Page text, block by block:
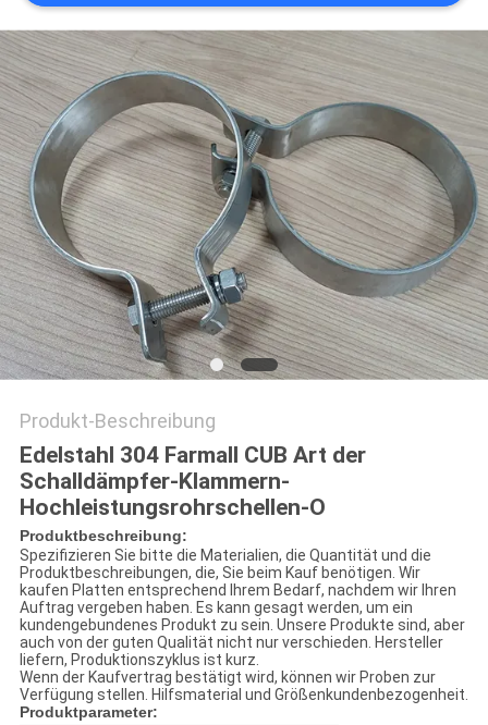
SITEMAP
PRIVACY
POLICY
Produkt-Beschreibung
Edelstahl 304 Farmall CUB Art der
Schalldämpfer-Klammern-
Hochleistungsrohrschellen-O
Produktbeschreibung:
Spezifizieren Sie bitte die Materialien, die Quantität und die
Produktbeschreibungen, die, Sie beim Kauf benötigen. Wir
kaufen Platten entsprechend Ihrem Bedarf, nachdem wir Ihren
Auftrag vergeben haben. Es kann gesagt werden, um ein
kundengebundenes Produkt zu sein. Unsere Produkte sind, aber
auch von der guten Qualität nicht nur verschieden. Hersteller
liefern, Produktionszyklus ist kurz.
Wenn der Kaufvertrag bestätigt wird, können wir Proben zur
Verfügung stellen. Hilfsmaterial und Größenkundenbezogenheit.
Produktparameter: